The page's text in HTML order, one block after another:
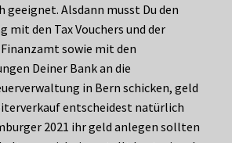
geeignet. Alsdann musst Du den
mit den Tax Vouchers und der
sowie mit den
Deiner Bank an die
in Bern schicken, geld
entscheidest natürlich
2021 ihr geld anlegen sollten